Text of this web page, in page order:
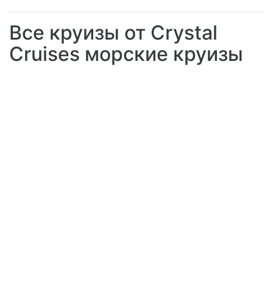
Все круизы от Crystal
Cruises морские круизы